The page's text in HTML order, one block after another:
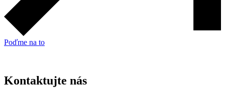
Poďme na to
Kontaktujte nás